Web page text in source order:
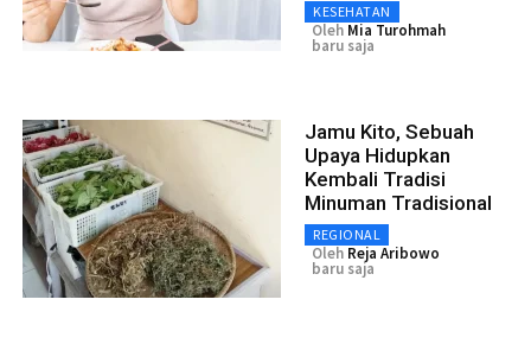
KESEHATAN
Oleh Mia Turohmah
baru saja
Jamu Kito, Sebuah
Upaya Hidupkan
Kembali Tradisi
Minuman Tradisional
REGIONAL
Oleh Reja Aribowo
baru saja